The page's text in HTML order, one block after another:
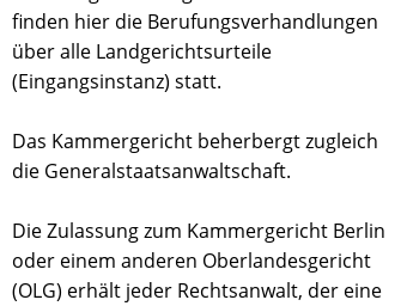
finden hier die Berufungsverhandlungen
über alle Landgerichtsurteile
(Eingangsinstanz) statt.
Das Kammergericht beherbergt zugleich
die Generalstaatsanwaltschaft.
Die Zulassung zum Kammergericht Berlin
oder einem anderen Oberlandesgericht
(OLG) erhält jeder Rechtsanwalt, der eine